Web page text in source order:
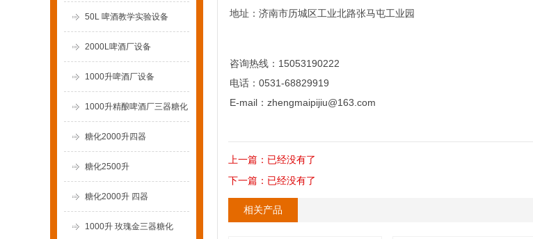
50L 啤酒教学实验设备
2000L啤酒厂设备
1000升啤酒厂设备
1000升精酿啤酒厂三器糖化
糖化2000升四器
糖化2500升
糖化2000升 四器
1000升 玫瑰金三器糖化
地址：济南市历城区工业北路张马屯工业园
咨询热线：15053190222
电话：0531-68829919
E-mail：zhengmaipijiu@163.com
上一篇：已经没有了
下一篇：已经没有了
相关产品